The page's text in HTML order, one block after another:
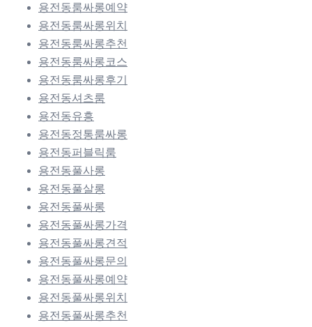
용전동룸싸롱예약
용전동룸싸롱위치
용전동룸싸롱추천
용전동룸싸롱코스
용전동룸싸롱후기
용전동셔츠룸
용전동유흥
용전동정통룸싸롱
용전동퍼블릭룸
용전동풀사롱
용전동풀살롱
용전동풀싸롱
용전동풀싸롱가격
용전동풀싸롱견적
용전동풀싸롱문의
용전동풀싸롱예약
용전동풀싸롱위치
용전동풀싸롱추천